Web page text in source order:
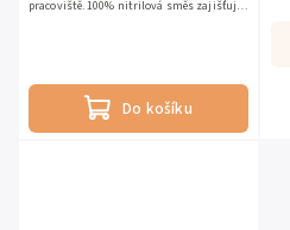
Do košíku
pracoviště. 100% nitrilová směs zajišťuje